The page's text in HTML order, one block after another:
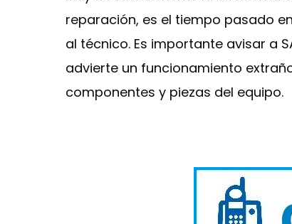
reparación, es el tiempo pasado
al técnico. Es importante avisar a
advierte un funcionamiento
componentes y piezas del equipo.